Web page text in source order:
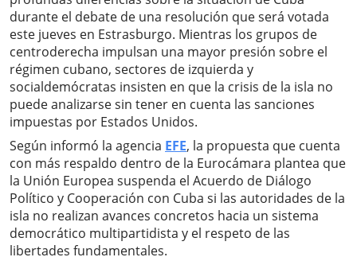
durante el debate de una resolución que será votada
este jueves en Estrasburgo. Mientras los grupos de
centroderecha impulsan una mayor presión sobre el
régimen cubano, sectores de izquierda y
socialdemócratas insisten en que la crisis de la isla no
puede analizarse sin tener en cuenta las sanciones
impuestas por Estados Unidos.
Según informó la agencia EFE, la propuesta que cuenta
con más respaldo dentro de la Eurocámara plantea que
la Unión Europea suspenda el Acuerdo de Diálogo
Político y Cooperación con Cuba si las autoridades de la
isla no realizan avances concretos hacia un sistema
democrático multipartidista y el respeto de las
libertades fundamentales.